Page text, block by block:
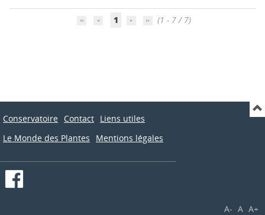
1 (1 - 7 / 7)
Conservatoire Contact Liens utiles
Le Monde des Plantes
Mentions légales
A- A A+